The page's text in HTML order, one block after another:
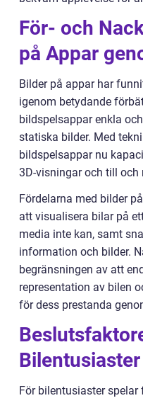
För- och
på Appar
Bilder på appar har
igenom betydande
bildspelsappar enkla
statiska bilder. Med
bildspelsappar nu
3D-visningar och till och
Fördelarna med bilder
att visualisera bilar på
media inte kan, samt
information och bilder.
begränsningen av att
representation av bilen
för dess prestanda
Bilentusiaster
För bilentusiaster spelar